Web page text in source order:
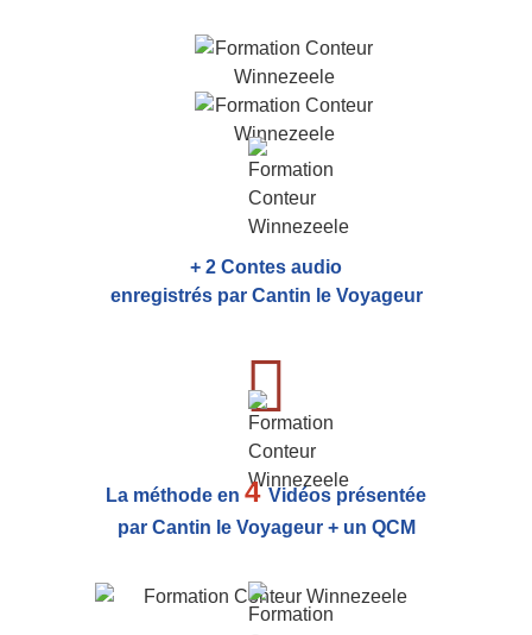
+ 2 Contes audio
enregistrés par Cantin le Voyageur
La méthode en 4Vidéos présentée
par Cantin le Voyageur + un QCM